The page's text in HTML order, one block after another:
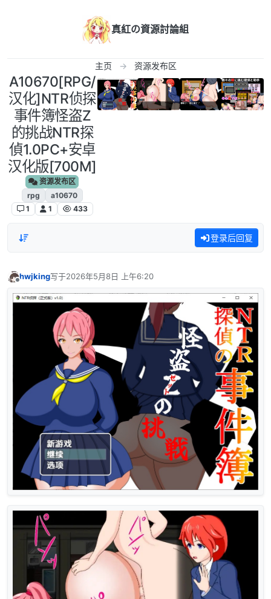
真紅の資源討論組
主页 资源发布区
A10670[RPG/
汉化]NTR侦探
事件簿怪盗Z
的挑战NTR探
偵1.0PC+安卓
汉化版[700M]
资源发布区
rpg
a10670
1
1 433
登录后回复
离线
hwjking写于2026年5月8日 上午6:20
最后由 编辑